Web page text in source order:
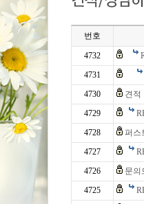
번호
4732
4731
4730
견적
4729
4728
퍼스
4727
4726
문의
4725